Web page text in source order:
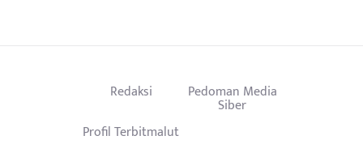
Redaksi Pedoman Media
Siber
Profil Terbitmalut